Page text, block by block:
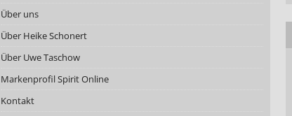
Über uns
Über Heike Schonert
Über Uwe Taschow
Markenprofil Spirit Online
Kontakt